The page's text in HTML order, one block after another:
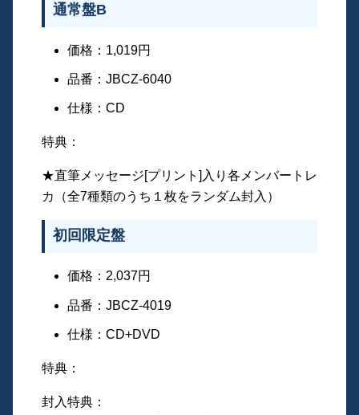
通常盤B
価格：1,019円
品番：JBCZ-6040
仕様：CD
特典：
★直筆メッセージ[プリント]入り各メンバートレ
カ（全7種類のうち１枚をランダム封入）
初回限定盤
価格：2,037円
品番：JBCZ-4019
仕様：CD+DVD
特典：
封入特典：